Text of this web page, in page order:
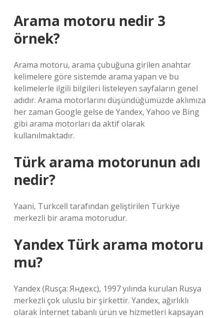
Arama motoru nedir 3
örnek?
Arama motoru, arama çubuğuna girilen anahtar
kelimelere göre sistemde arama yapan ve bu
kelimelerle ilgili bilgileri listeleyen sayfaların genel
adıdır. Arama motorlarını düşündüğümüzde aklımıza
her zaman Google gelse de Yandex, Yahoo ve Bing
gibi arama motorları da aktif olarak
kullanılmaktadır.
Türk arama motorunun adı
nedir?
Yaani, Turkcell tarafından geliştirilen Türkiye
merkezli bir arama motorudur.
Yandex Türk arama motoru
mu?
Yandex (Rusça: Яндекс), 1997 yılında kurulan Rusya
merkezli çok uluslu bir şirkettir. Yandex, ağırlıklı
olarak İnternet tabanlı ürün ve hizmetleri kapsayan